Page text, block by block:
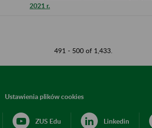
2021 r.
491 - 500 of 1,433.
Ustawienia plików cookies
ZUS Edu Linkedin